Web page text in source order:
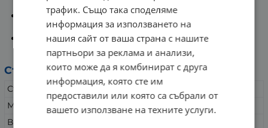
неврологичните функции.
Витамин E осигурява защита за клетките срещу
окислителното увреждане.
Витамин B6 е коензим на множество реакции.
Подобрява работата на нервната система.
Състав:
Състав за 1 таблетка
Магнезий
Витамин B6
трафик. Също така споделяме
информация за използването на
нашия сайт от ваша страна с нашите
партньори за реклама и анализи,
които може да я комбинират с друга
информация, която сте им
предоставили или която са събрали от
вашето използване на техните услуги.